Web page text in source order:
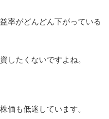
率がどんどん下がっている
したくないですよね。
価も低迷しています。